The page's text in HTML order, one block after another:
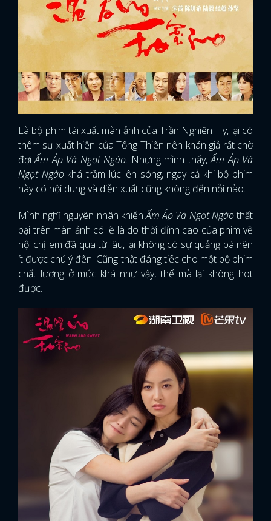
Là bộ phim tái xuất màn ảnh của Trần Nghiên Hy, lại có
thêm sự xuất hiện của Tống Thiến nên khán giả rất chờ
đợiẤm Áp Và Ngọt Ngào. Nhưng mình thấy,Ấm Áp Và
Ngọt Ngào khá trầm lúc lên sóng, ngay cả khi bộ phim
này có nội dung và diễn xuất cũng không đến nỗi nào.
Mình nghĩ nguyên nhân khiếnẤm Áp Và Ngọt Ngàothất
bại trên màn ảnh có lẽ là do thời đỉnh cao của phim về
hội chị em đã qua từ lâu, lại không có sự quảng bá nên
ít được chú ý đến. Cũng thật đáng tiếc cho một bộ phim
chất lượng ở mức khá như vậy, thế mà lại không hot
được.